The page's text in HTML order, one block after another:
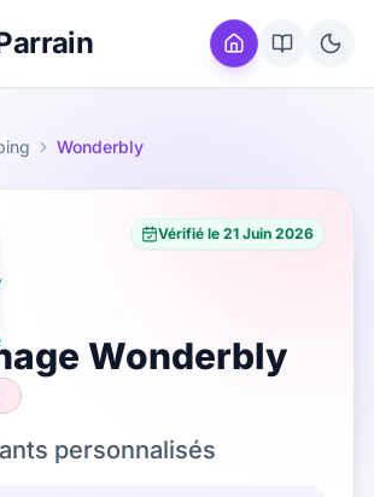
Wonderbly
Vérifié le 21 Juin 2026
Wonderbly
personnalisés